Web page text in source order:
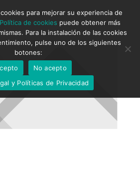
para mejorar su experiencia de
Política de cookies puede obtener más
Para la instalación de las cookies
pulse uno de los siguientes
botones:
No acepto
y Políticas de Privacidad